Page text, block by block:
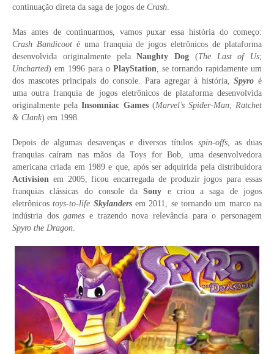
continuação direta da saga de jogos de Crash.
Mas antes de continuarmos, vamos puxar essa história do começo:
Crash Bandicooté uma franquia de jogos eletrônicos de plataforma
desenvolvida originalmente pelaNaughty Dog (The Last of Us;
Uncharted) em 1996 para o PlayStation, se tornando rapidamente um
dos mascotes principais do console. Para agregar à história,Spyro é
uma outra franquia de jogos eletrônicos de plataforma desenvolvida
originalmente pelaInsomniac Games(Marvel’s Spider-Man;Ratchet
& Clank) em 1998.
Depois de algumas desavenças e diversos títulos spin-offs, as duas
franquias caíram nas mãos da Toys for Bob, uma desenvolvedora
americana criada em 1989 e que, após ser adquirida pela distribuidora
Activision em 2005, ficou encarregada de produzir jogos para essas
franquias clássicas do console daSony e criou a saga de jogos
eletrônicostoys-to-life Skylandersem 2011, se tornando um marco na
indústria dosgames e trazendo nova relevância para o personagem
Spyro the Dragon.